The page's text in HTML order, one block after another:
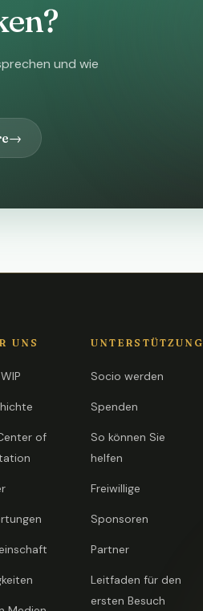
und wie
→
UNS
of
UNTERSTÜTZUNG
Socio werden
Spenden
So können Sie
helfen
Freiwillige
Sponsoren
Partner
Leitfaden für den
ersten Besuch